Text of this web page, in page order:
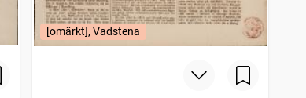
[omärkt], Vadstena